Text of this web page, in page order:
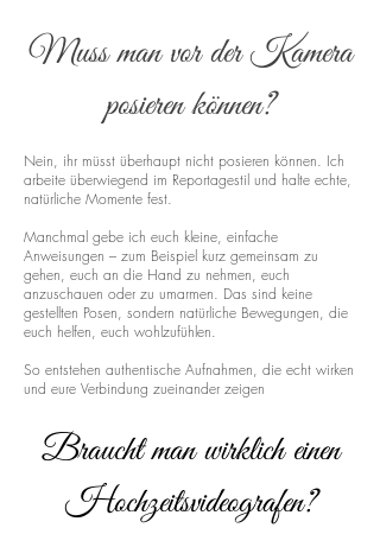
Muss man vor der Kamera
posieren können?
Nein, ihr müsst überhaupt nicht posieren können. Ich
arbeite überwiegend im Reportagestil und halte echte,
natürliche Momente fest.
Manchmal gebe ich euch kleine, einfache
Anweisungen – zum Beispiel kurz gemeinsam zu
gehen, euch an die Hand zu nehmen, euch
anzuschauen oder zu umarmen. Das sind keine
gestellten Posen, sondern natürliche Bewegungen, die
euch helfen, euch wohlzufühlen.
So entstehen authentische Aufnahmen, die echt wirken
und eure Verbindung zueinander zeigen
Braucht man wirklich einen
Hochzeitsvideografen?